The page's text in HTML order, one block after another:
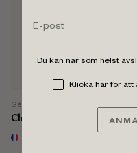
Du kan när som helst
Klicka här för att
Gérard Bertrand